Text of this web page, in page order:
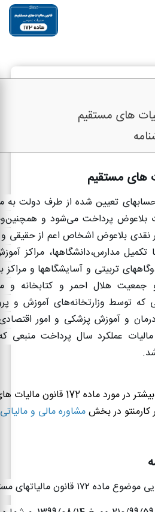
تعیین شده از طرف دولت به
پرداخت می‌شود و
نقدی بلاعوض اشخاص اعم از حقیقی
تکمیل مدارس،‌دانشگاهها، مراکز
تربیتی و آسایشگاهها و مراکز
جمعیت هلال احمر و کتابخانه و
که توسط وزارتخانه‌های آموزش و
و آموزش پزشکی و امور اقتصادی
عملکرد سال پرداخت منبعی
.
برای دریافت راهنمایی بیشتر در مورد
در بخشمشاوره مالی و مالیاتی
موضوع ماده ۱۷۲ قانون مالیاتهای